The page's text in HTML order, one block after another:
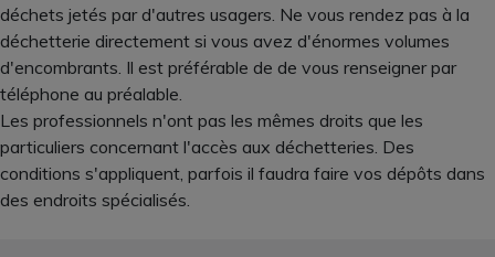
déchets jetés par d'autres usagers. Ne vous rendez pas à la
déchetterie directement si vous avez d'énormes volumes
d'encombrants. Il est préférable de de vous renseigner par
téléphone au préalable.
Les professionnels n'ont pas les mêmes droits que les
particuliers concernant l'accès aux déchetteries. Des
conditions s'appliquent, parfois il faudra faire vos dépôts dans
des endroits spécialisés.